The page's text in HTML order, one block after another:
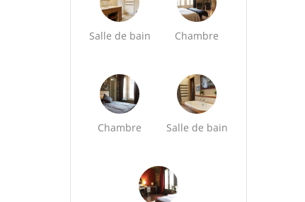
Salle de bain Chambre
Chambre Salle de bain